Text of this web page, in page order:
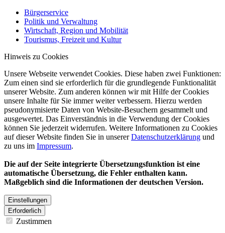
Bürgerservice
Politik und Verwaltung
Wirtschaft, Region und Mobilität
Tourismus, Freizeit und Kultur
Hinweis zu Cookies
Unsere Webseite verwendet Cookies. Diese haben zwei Funktionen:
Zum einen sind sie erforderlich für die grundlegende Funktionalität
unserer Website. Zum anderen können wir mit Hilfe der Cookies
unsere Inhalte für Sie immer weiter verbessern. Hierzu werden
pseudonymisierte Daten von Website-Besuchern gesammelt und
ausgewertet. Das Einverständnis in die Verwendung der Cookies
können Sie jederzeit widerrufen. Weitere Informationen zu Cookies
auf dieser Website finden Sie in unsererDatenschutzerklärung und
zu uns im Impressum.
Die auf der Seite integrierte Übersetzungsfunktion ist eine
automatische Übersetzung, die Fehler enthalten kann.
Maßgeblich sind die Informationen der deutschen Version.
Einstellungen
Erforderlich
Zustimmen